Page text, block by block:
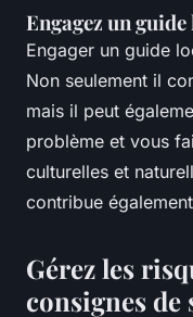
Engagez un
Engager un guide
Non seulement il
mais il peut
problème et vous
culturelles et
contribue
Gérez les
consignes de